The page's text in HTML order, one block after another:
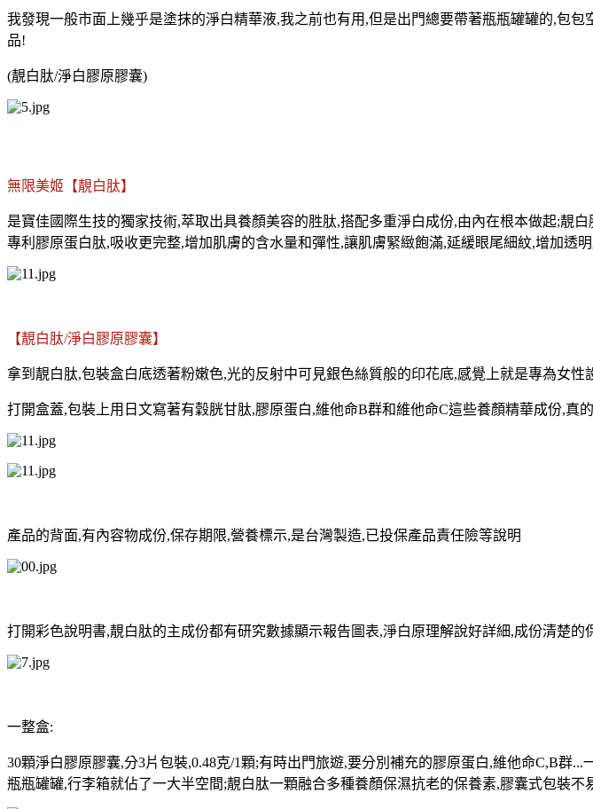
我發現一般市面上幾乎是塗抹的淨白精華液,我之前也有用,但是出門總要帶著瓶瓶罐罐的,包
品!
(靚白肽/淨白膠原膠囊)
無限美姬【靚白肽】
是寶佳國際生技的獨家技術,萃取出具養顏美容的胜肽,搭配多重淨白成份,由內在根本做起;靚
專利膠原蛋白肽,吸收更完整,增加肌膚的含水量和彈性,讓肌膚緊緻飽滿,延緩眼尾細紋,增加透
【靚白肽/淨白膠原膠囊】
拿到靚白肽,包裝盒白底透著粉嫩色,光的反射中可見銀色絲質般的印花底,感覺上就是專為女
打開盒蓋,包裝上用日文寫著有穀胱甘肽,膠原蛋白,維他命B群和維他命C這些養顏精華成份,真
產品的背面,有內容物成份,保存期限,營養標示,是台灣製造,已投保產品責任險等說明
打開彩色說明書,靚白肽的主成份都有研究數據顯示報告圖表,淨白原理解說好詳細,成份清楚
一整盒:
30顆淨白膠原膠囊,分3片包裝,0.48克/1顆;有時出門旅遊,要分別補充的膠原蛋白,維他命C,B群
瓶瓶罐罐,行李箱就佔了一大半空間;靚白肽一顆融合多種養顏保濕抗老的保養素,膠囊式包裝不